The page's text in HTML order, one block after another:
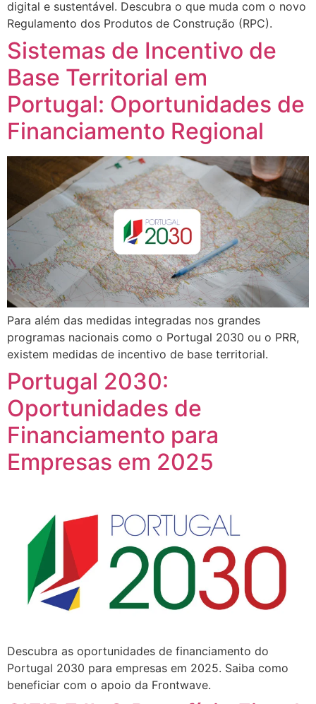
digital e sustentável. Descubra o que muda com o novo
Regulamento dos Produtos de Construção (RPC).
Sistemas de Incentivo de
Base Territorial em
Portugal: Oportunidades de
Financiamento Regional
Para além das medidas integradas nos grandes
programas nacionais como o Portugal 2030 ou o PRR,
existem medidas de incentivo de base territorial.
Portugal 2030:
Oportunidades de
Financiamento para
Empresas em 2025
Descubra as oportunidades de financiamento do
Portugal 2030 para empresas em 2025. Saiba como
beneficiar com o apoio da Frontwave.